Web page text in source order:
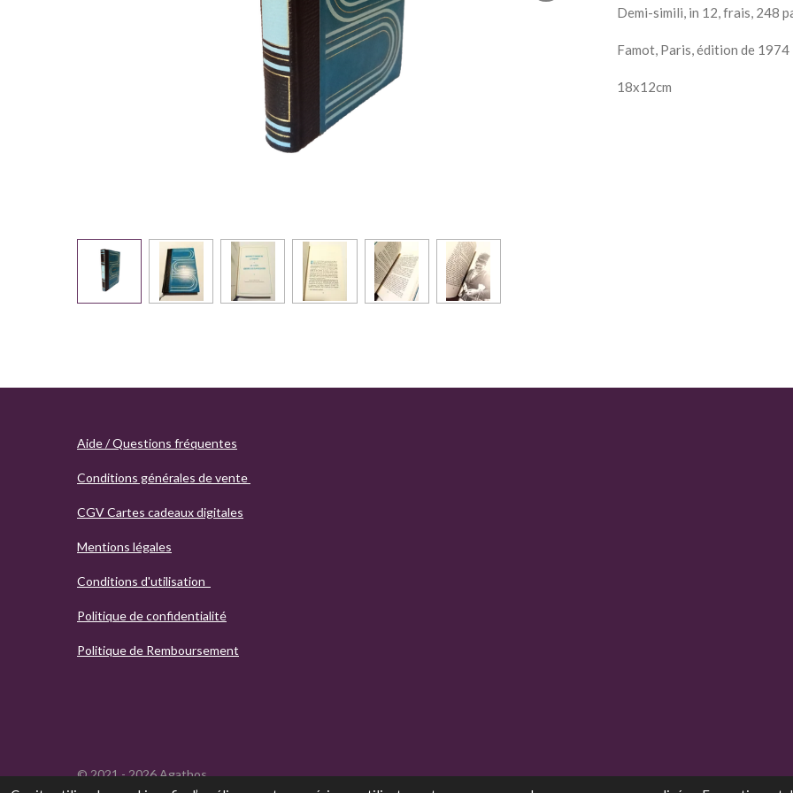
Demi-simili, in 12, frais, 248
Famot, Paris, édition de 1974
18x12cm
Aide / Questions fréquentes
Conditions générales de vente
CGV Cartes cadeaux digitales
Mentions légales
Conditions d'utilisation
Politique de confidentialité
Politique de Remboursement
© 2021 - 2026 Agathos